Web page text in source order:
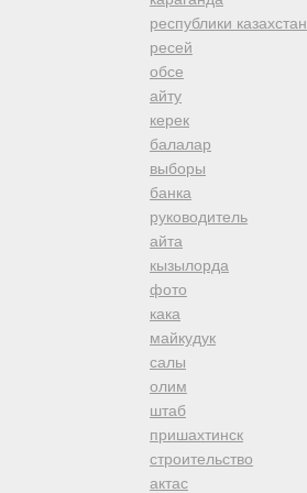
республики казахстан
ресей
обсе
айту
керек
балалар
выборы
банка
руководитель
айта
кызылорда
фото
кака
майкудук
салы
олим
штаб
пришахтинск
строительство
актас